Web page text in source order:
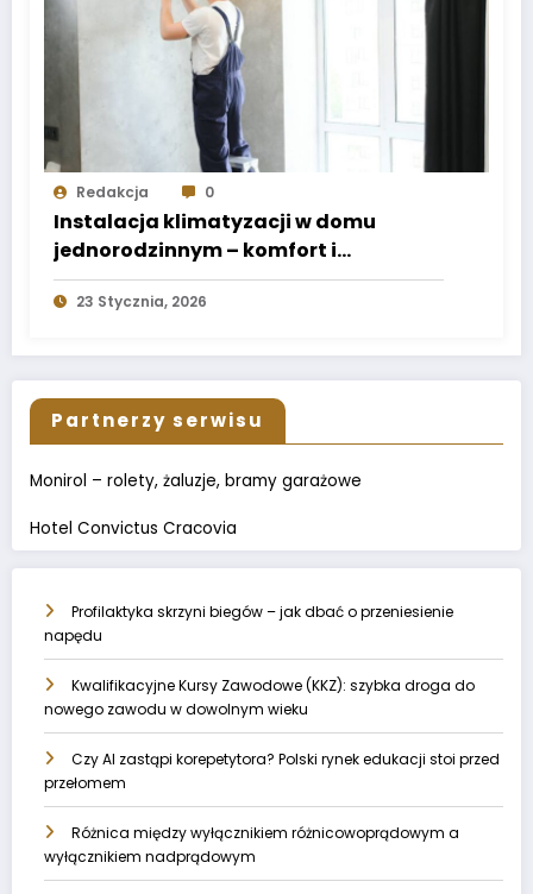
Redakcja 0
Instalacja klimatyzacji w domu
jednorodzinnym – komfort i
energooszczędność
23 Stycznia, 2026
Partnerzy serwisu
Monirol – rolety, żaluzje, bramy garażowe
Hotel Convictus Cracovia
Profilaktyka skrzyni biegów – jak dbać o przeniesienie
napędu
Kwalifikacyjne Kursy Zawodowe (KKZ): szybka droga do
nowego zawodu w dowolnym wieku
Czy AI zastąpi korepetytora? Polski rynek edukacji stoi przed
przełomem
Różnica między wyłącznikiem różnicowoprądowym a
wyłącznikiem nadprądowym